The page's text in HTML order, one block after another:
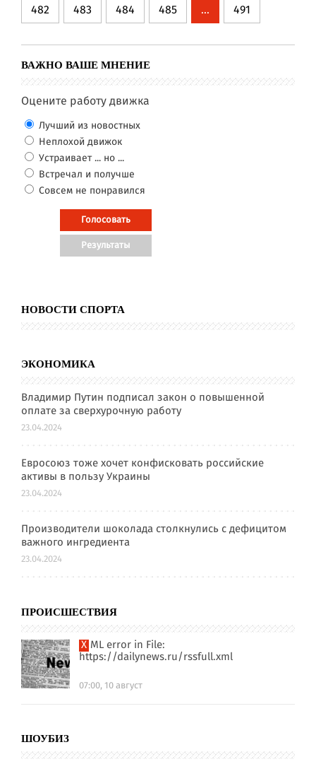
482
483 484 485 ... 491
ВАЖНО ВАШЕ МНЕНИЕ
Оцените работу движка
Лучший из новостных
Неплохой движок
Устраивает ... но ...
Встречал и получше
Совсем не понравился
НОВОСТИ СПОРТА
ЭКОНОМИКА
Владимир Путин подписал закон о повышенной
оплате за сверхурочную работу
23.04.2024
Евросоюз тоже хочет конфисковать российские
активы в пользу Украины
23.04.2024
Производители шоколада столкнулись с дефицитом
важного ингредиента
23.04.2024
ПРОИСШЕСТВИЯ
XML error in File:
https://dailynews.ru/rssfull.xml
07:00, 10 август
ШОУБИЗ